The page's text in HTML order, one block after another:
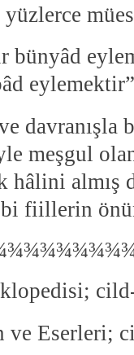
bünyâd
eylemektir”
davranışla
meşgul
hâlini
fiillerin
ve Eserleri;